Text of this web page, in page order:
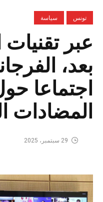
تونس سياسة
عبر
بعد،
اجتماعا
المضادات
29 سبتمبر، 2025